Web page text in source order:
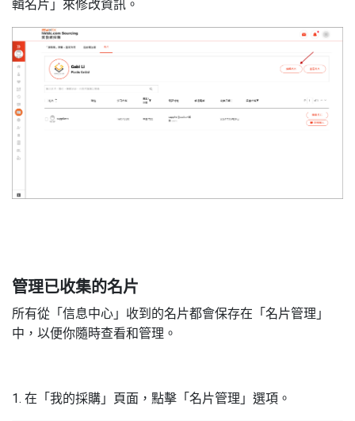
輯名片」來修改資訊。
管理已收集的名片
所有從「信息中心」收到的名片都會保存在「名片管理」
中，以便你隨時查看和管理。
1. 在「我的採購」頁面，點擊「名片管理」選項。